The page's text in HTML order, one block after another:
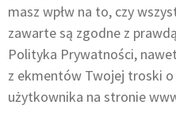
masz wpłw na to, czy
zawarte są zgodne z
Polityka Prywatności,
z ekmentów Twojej troski
użytkownika na stronie